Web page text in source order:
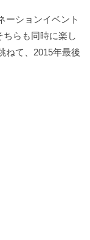
ーションイベント
ちらも同時に楽し
ねて、2015年最後